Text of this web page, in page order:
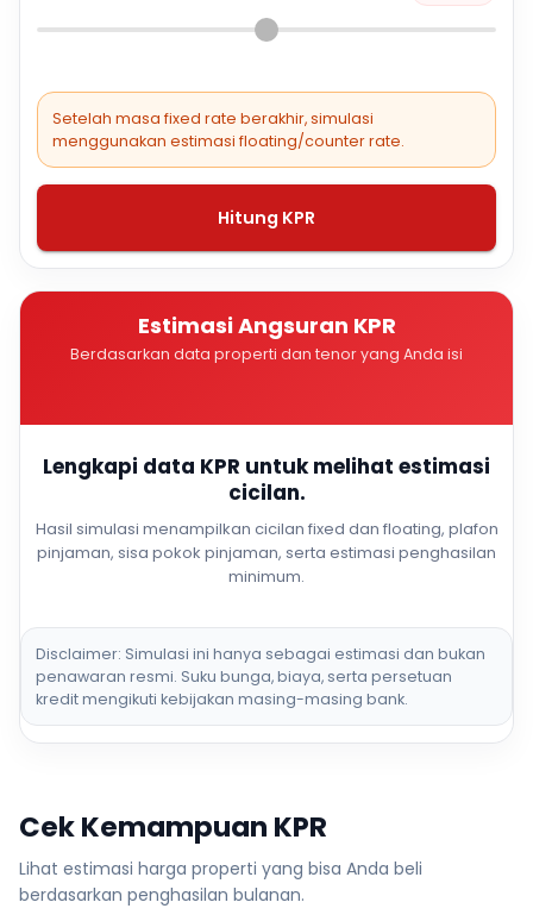
Setelah masa fixed rate berakhir, simulasi
menggunakan estimasi floating/counter rate.
Hitung KPR
Estimasi Angsuran KPR
Berdasarkan data properti dan tenor yang Anda isi
Lengkapi data KPR untuk melihat estimasi
cicilan.
Hasil simulasi menampilkan cicilan fixed dan floating, plafon
pinjaman, sisa pokok pinjaman, serta estimasi penghasilan
minimum.
Disclaimer: Simulasi ini hanya sebagai estimasi dan bukan
penawaran resmi. Suku bunga, biaya, serta persetuan
kredit mengikuti kebijakan masing-masing bank.
Cek Kemampuan KPR
Lihat estimasi harga properti yang bisa Anda beli
berdasarkan penghasilan bulanan.